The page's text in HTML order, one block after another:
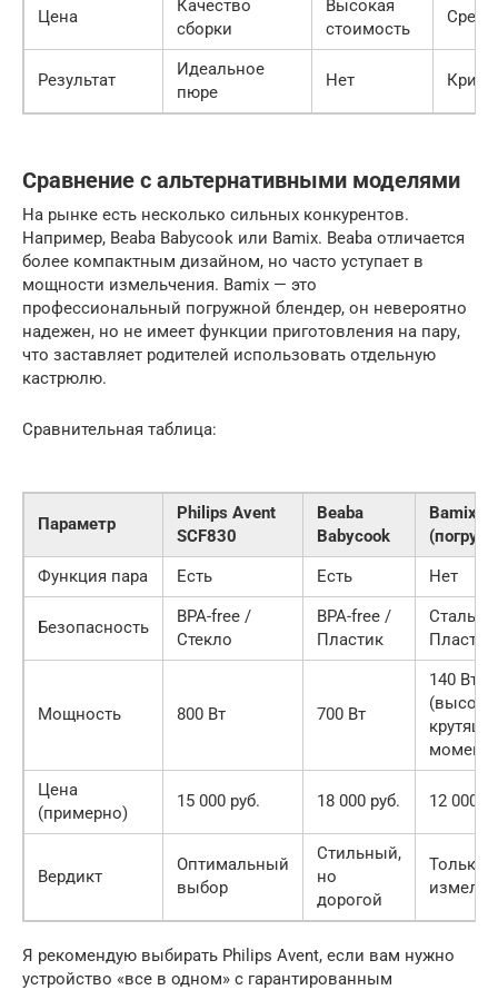
Цена
Качество
сборки
Высокая
стоимость
Результат
Идеальное
пюре
Нет
Сравнение с альтернативными моделями
На рынке есть несколько сильных конкурентов.
Например, Beaba Babycook или Bamix. Beaba отличается
более компактным дизайном, но часто уступает в
мощности измельчения. Bamix — это
профессиональный погружной блендер, он невероятно
надежен, но не имеет функции приготовления на пару,
что заставляет родителей использовать отдельную
кастрюлю.
Сравнительная таблица:
Параметр
Philips Avent
SCF830
Beaba
Babycook
Bamix
Функция пара
Есть Есть Нет
Безопасность
BPA-free /
Стекло
BPA-free /
Пластик
Сталь /
Пластик
Мощность 800 Вт 700 Вт
140 Вт
момент)
Цена
(примерно)
15 000 руб. 18 000 руб. 12 000
Вердикт
Оптимальный
выбор
Стильный,
но
дорогой
Только
Я рекомендую выбирать Philips Avent, если вам нужно
устройство «все в одном» с гарантированным